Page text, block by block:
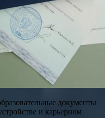
документы
и карьерном